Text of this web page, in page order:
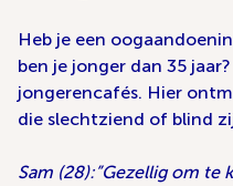
Heb je een
ben je jonger dan 35
jongerencafés. Hier
die slechtziend of blind
Sam (28):”Gezellig om te